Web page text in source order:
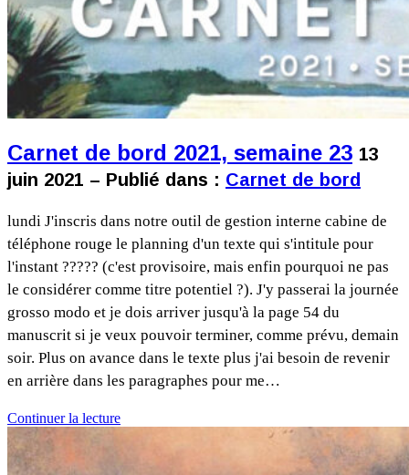
Carnet de bord 2021, semaine 23 13
juin 2021 – Publié dans : Carnet de bord
lundi J'inscris dans notre outil de gestion interne cabine de
téléphone rouge le planning d'un texte qui s'intitule pour
l'instant ????? (c'est provisoire, mais enfin pourquoi ne pas
le considérer comme titre potentiel ?). J'y passerai la journée
grosso modo et je dois arriver jusqu'à la page 54 du
manuscrit si je veux pouvoir terminer, comme prévu, demain
soir. Plus on avance dans le texte plus j'ai besoin de revenir
en arrière dans les paragraphes pour me…
Continuer la lecture